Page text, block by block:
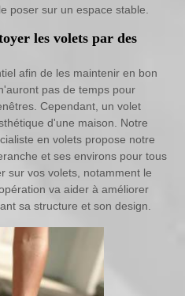
poser sur un espace stable.
les volets par des
afin de les maintenir en bon
pas de temps pour
Cependant, un volet
d'une maison. Notre
en volets propose notre
et ses environs pour tous
sur vos volets, notamment le
va aider à améliorer
sa structure et son design.